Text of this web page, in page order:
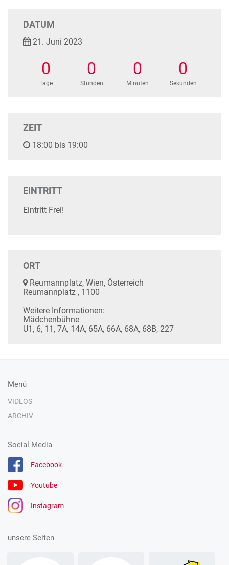
DATUM
21. Juni 2023
0
Tage
0
Stunden
0
Minuten
0
Sekunden
ZEIT
18:00 bis 19:00
EINTRITT
Eintritt Frei!
ORT
Reumannplatz, Wien, Österreich
Reumannplatz , 1100
Weitere Informationen:
Mädchenbühne
U1, 6, 11, 7A, 14A, 65A, 66A, 68A, 68B, 227
Menü
VIDEOS
ARCHIV
Social Media
Facebook
Youtube
Instagram
unsere Seiten